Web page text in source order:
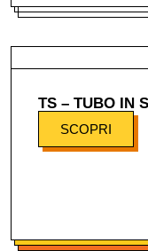
TS – TUBO IN
SCOPRI